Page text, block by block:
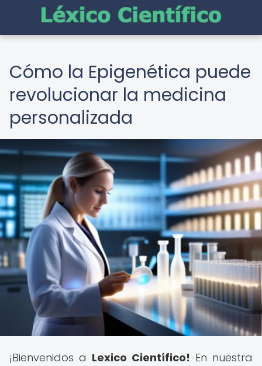
Cómo la Epigenética puede
revolucionar la medicina
personalizada
¡Bienvenidos a Lexico Científico! En nuestra